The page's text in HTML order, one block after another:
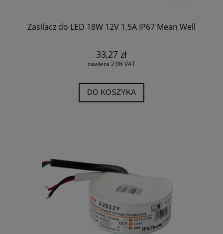
Zasilacz do LED 18W 12V 1,5A IP67 Mean Well
33,27 zł
zawiera 23% VAT
DO KOSZYKA